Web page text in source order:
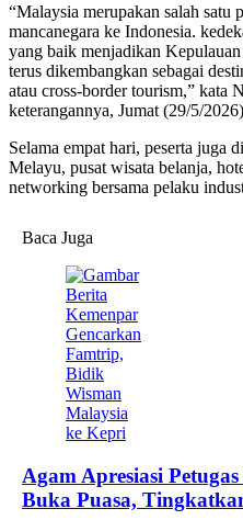
“Malaysia merupakan salah satu
mancanegara ke Indonesia.
yang baik menjadikan
terus dikembangkan sebagai
atau cross-border tourism,” kata
keterangannya, Jumat (29/5/
Selama empat hari, peserta juga
Melayu, pusat wisata belanja,
networking bersama pelaku
Baca Juga
Agam Apresiasi
Buka Puasa,